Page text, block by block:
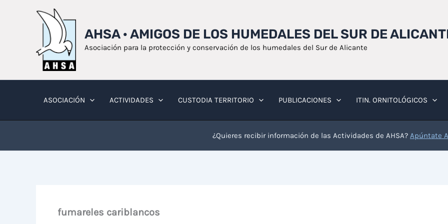
AHSA · AMIGOS DE LOS HUMEDALES DEL SUR DE
Asociación para la protección y conservación de los humedales del Sur de Alicante
ASOCIACIÓN ACTIVIDADES CUSTODIA TERRITORIO PUBLICACIONES ITIN. ORNITOLÓGICOS
¿Quieres recibir información de las Actividades de AHSA? Apúntate
fumareles cariblancos